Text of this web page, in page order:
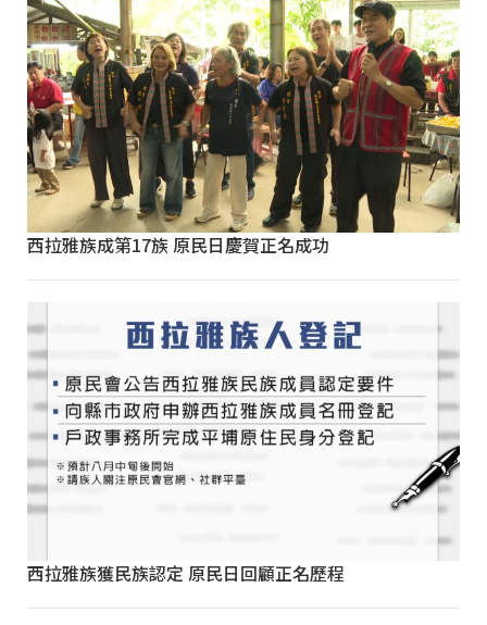
西拉雅族成第17族 原民日慶賀正名成功
西拉雅族獲民族認定 原民日回顧正名歷程